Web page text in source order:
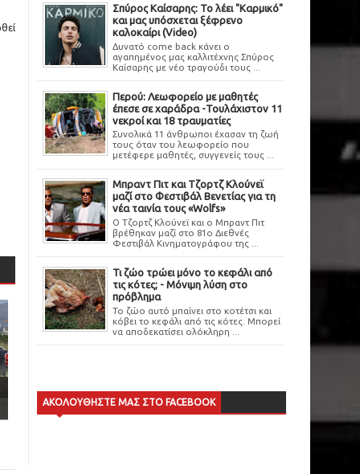
Σπύρος Καίσαρης: Το λέει "Καρμικό"
και μας υπόσχεται ξέφρενο
καλοκαίρι (Video)
Δυνατό come back κάνει ο
αγαπημένος μας καλλιτέχνης Σπύρος
Καίσαρης με νέο τραγούδι τους ...
Περού: Λεωφορείο με μαθητές
έπεσε σε χαράδρα -Τουλάχιστον 11
νεκροί και 18 τραυματίες
Συνολικά 11 άνθρωποι έχασαν τη ζωή
τους όταν του λεωφορείο που
μετέφερε μαθητές, συγγενείς τους ...
Μπραντ Πιτ και Τζορτζ Κλούνεϊ
μαζί στο Φεστιβάλ Βενετίας για τη
νέα ταινία τους «Wolfs»
Ο Τζορτζ Κλούνεϊ και ο Μπραντ Πιτ
βρέθηκαν μαζί στο 81ο Διεθνές
Φεστιβάλ Κινηματογράφου της ...
Τι ζώο τρώει μόνο το κεφάλι από
τις κότες; - Μόνιμη λύση στο
πρόβλημα
Το ζώο αυτό μπαίνει στο κοτέτσι και
κόβει το κεφάλι από τις κότες. Μπορεί
να αποδεκατίσει ολόκληρη ...
ΑΚΟΛΟΥΘΗΣΤΕ ΜΑΣ ΣΤΟ FACEBOOK